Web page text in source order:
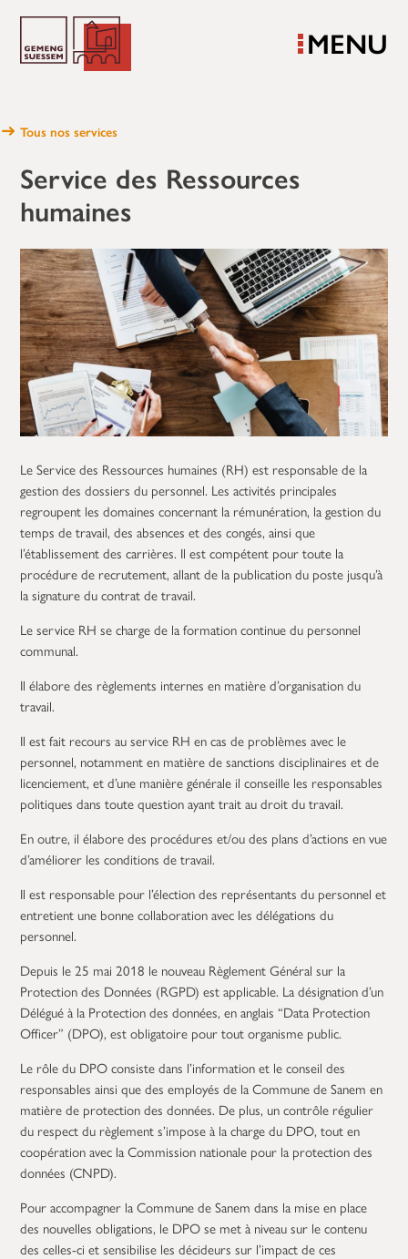
MENU
Tous nos services
Service des Ressources
humaines
Le Service des Ressources humaines (RH) est responsable de la
gestion des dossiers du personnel. Les activités principales
regroupent les domaines concernant la rémunération, la gestion du
temps de travail, des absences et des congés, ainsi que
l’établissement des carrières. Il est compétent pour toute la
procédure de recrutement, allant de la publication du poste jusqu’à
la signature du contrat de travail.
Le service RH se charge de la formation continue du personnel
communal.
Il élabore des règlements internes en matière d’organisation du
travail.
Il est fait recours au service RH en cas de problèmes avec le
personnel, notamment en matière de sanctions disciplinaires et de
licenciement, et d’une manière générale il conseille les responsables
politiques dans toute question ayant trait au droit du travail.
En outre, il élabore des procédures et/ou des plans d’actions en vue
d’améliorer les conditions de travail.
Il est responsable pour l’élection des représentants du personnel et
entretient une bonne collaboration avec les délégations du
personnel.
Depuis le 25 mai 2018 le nouveau Règlement Général sur la
Protection des Données (RGPD) est applicable. La désignation d’un
Délégué à la Protection des données, en anglais “Data Protection
Officer” (DPO), est obligatoire pour tout organisme public.
Le rôle du DPO consiste dans l’information et le conseil des
responsables ainsi que des employés de la Commune de Sanem en
matière de protection des données. De plus, un contrôle régulier
du respect du règlement s’impose à la charge du DPO, tout en
coopération avec la Commission nationale pour la protection des
données (CNPD).
Pour accompagner la Commune de Sanem dans la mise en place
des nouvelles obligations, le DPO se met à niveau sur le contenu
des celles-ci et sensibilise les décideurs sur l’impact de ces